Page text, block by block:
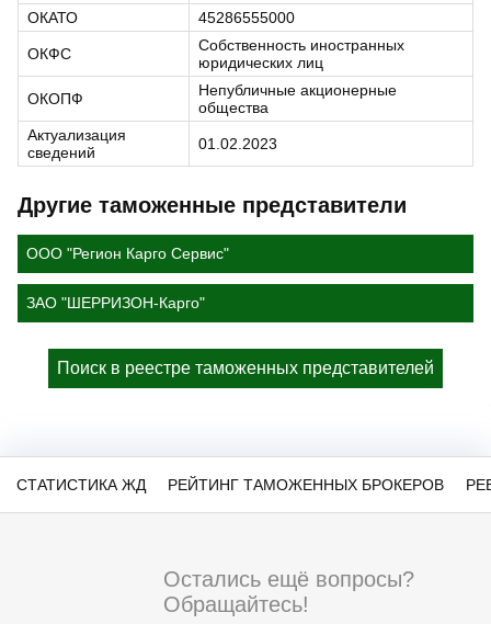
ОКАТО 45286555000
ОКФС
Собственность иностранных
юридических лиц
ОКОПФ
Непубличные акционерные
общества
Актуализация
сведений
01.02.2023
Другие таможенные представители
ООО "Регион Карго Сервис"
ЗАО "ШЕРРИЗОН-Карго"
Поиск в реестре таможенных представителей
СТАТИСТИКА ЖД РЕЙТИНГ ТАМОЖЕННЫХ БРОКЕРОВ
Остались ещё вопросы?
Обращайтесь!